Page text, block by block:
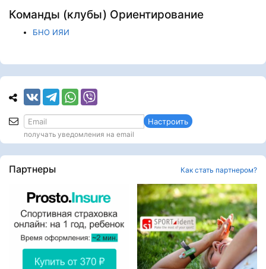
Команды (клубы) Ориентирование
БНО ИЯИ
Настроить
получать уведомления на email
Партнеры Как стать партнером?